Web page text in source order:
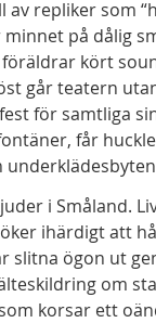
repliker som
på dålig
kört
går teatern
för samtliga
får
i Småland.
ihärdigt att
slitna ögon ut
om
korsar ett